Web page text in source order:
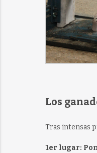
Los
Tras intensas
1er lugar: